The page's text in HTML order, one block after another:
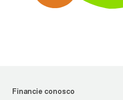
Financie conosco